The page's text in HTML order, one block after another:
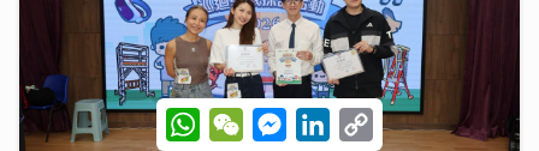
W
h
W
e
M
e
L
C
o